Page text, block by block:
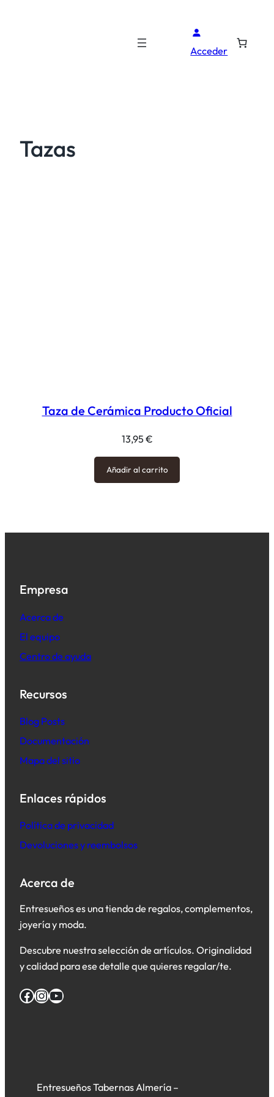
Acceder
Tazas
Taza de Cerámica Producto Oficial
13,95€
Añadir al carrito
Empresa
Acerca de
El equipo
Centro de ayuda
Recursos
Blog Posts
Documentación
Mapa del sitio
Enlaces rápidos
Política de privacidad
Devoluciones y reembolsos
Acerca de
Entresueños es una tienda de regalos, complementos,
joyería y moda.
Descubre nuestra selección de artículos. Originalidad
y calidad para ese detalle que quieres regalar/te.
Facebook InstagramYouTube
Entresueños Tabernas Almería –